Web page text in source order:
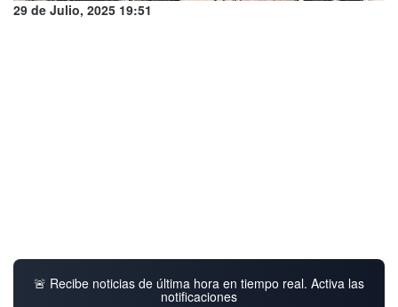
29 de Julio, 2025 19:51
🚨 Recibe noticias de última hora en tiempo real. Activa las
notificaciones